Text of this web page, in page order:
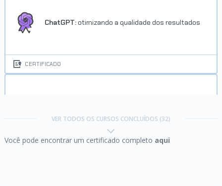
ChatGPT: otimizando a qualidade dos resultados
CERTIFICADO
VER TODOS OS CURSOS CONCLUÍDOS (32)
Você pode encontrar um certificado completo aqui